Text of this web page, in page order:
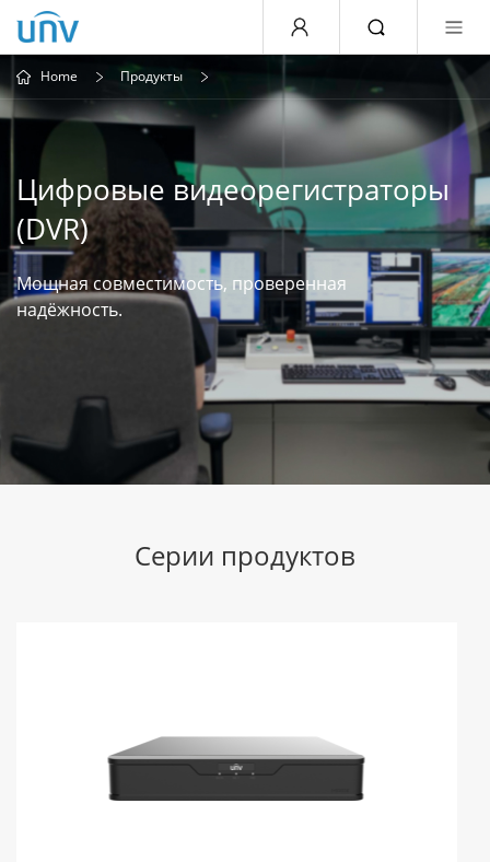
Home Продукты
Цифровые видеорегистраторы
(DVR)
Мощная совместимость, проверенная
надёжность.
Серии продуктов